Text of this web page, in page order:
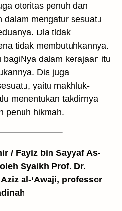
otoritas penuh dan
dalam mengatur sesuatu
Dia tidak
tidak membutuhkannya.
bagiNya dalam kerajaan itu
Dia juga
yaitu makhluk-
menentukan takdirnya
penuh hikmah.
/ Fayiz bin Sayyaf As-
Syaikh Prof. Dr.
al-‘Awaji, professor